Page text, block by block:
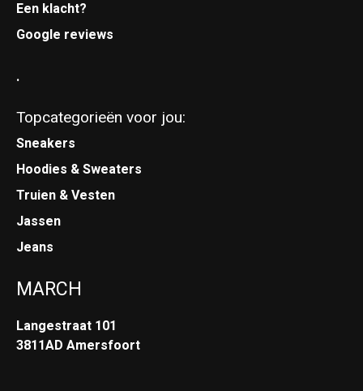
Een klacht?
Google reviews
.
Topcategorieën voor jou:
Sneakers
Hoodies & Sweaters
Truien & Vesten
Jassen
Jeans
MARCH
Langestraat 101
3811AD Amersfoort